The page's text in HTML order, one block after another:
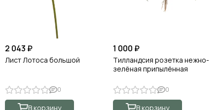
2 043 ₽
Лист Лотоса большой
0
В корзину
1 000 ₽
Тилландсия розетка нежно-
зелёная припылённая
0
В корзину